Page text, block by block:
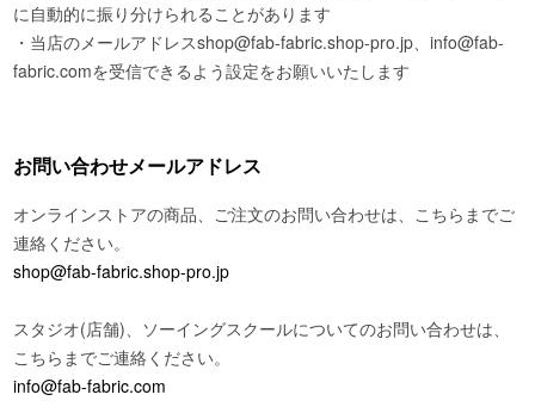
に自動的に振り分けられることがあります
・当店のメールアドレスshop@fab-fabric.shop-pro.jp、info@fab-
fabric.comを受信できるよう設定をお願いいたします
お問い合わせメールアドレス
オンラインストアの商品、ご注文のお問い合わせは、こちらまでご
連絡ください。
shop@fab-fabric.shop-pro.jp
スタジオ(店舗)、ソーイングスクールについてのお問い合わせは、
こちらまでご連絡ください。
info@fab-fabric.com